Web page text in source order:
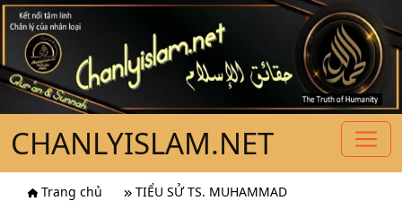
CHANLYISLAM.NET
Trang chủ TIỂU SỬ TS. MUHAMMAD